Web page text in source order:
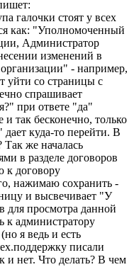
галочки стоят у всех
как: "Уполномоченный
Администратор
изменений в
- например,
уйти со страницы с
спрашивает
при ответе "да"
и так бесконечно, только
дает куда-то перейти. В
же началась
в разделе договоров
к договору
нажимаю сохранить -
и высвечивает "У
для просмотра данной
к администратору
я ведь и есть
писали
и нет. Что делать? В чем